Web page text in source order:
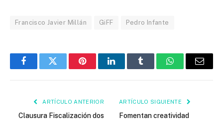
Francisco Javier Millán GiFF Pedro Infante
FacebookTwitter PinterestLinkedInTumblr WhatsAppEmail
ARTÍCULO ANTERIOR
Clausura Fiscalización dos
ARTÍCULO SIGUIENTE
Fomentan creatividad